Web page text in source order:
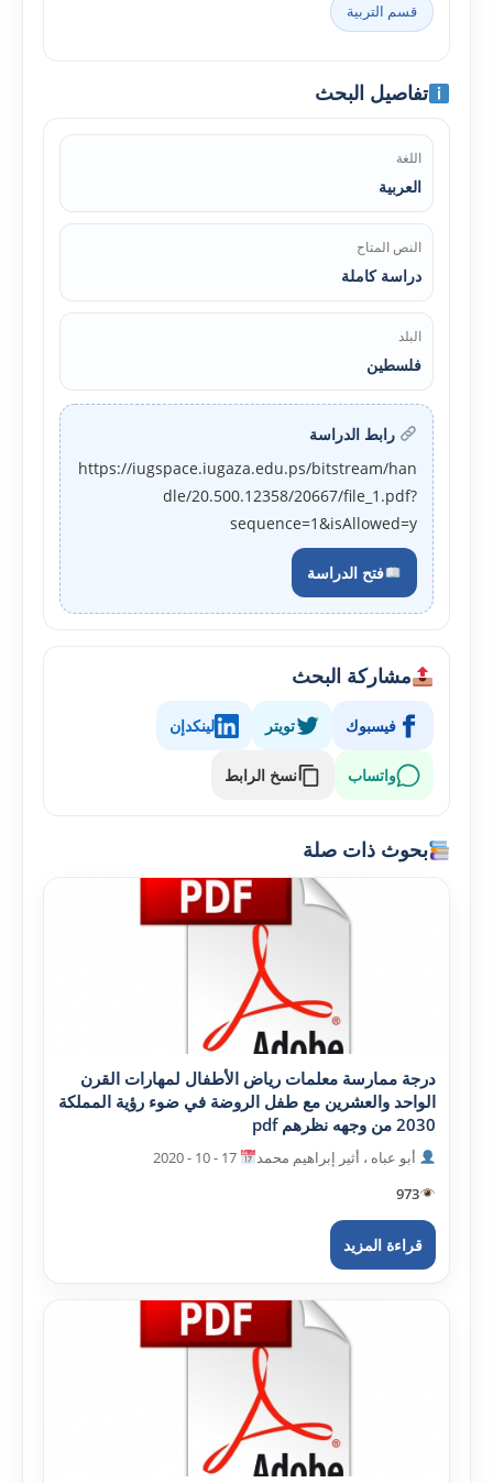
قسم التربية
تفاصيل البحث
اللغة
العربية
النص المتاح
دراسة كاملة
البلد
فلسطين
رابط الدراسة
https://iugspace.iugaza.edu.ps/bitstream/han
dle/20.500.12358/20667/file_1.pdf?
sequence=1&isAllowed=y
فتح الدراسة
مشاركة البحث
فيسبوك تويتر لينكدإن
واتساب نسخ الرابط
بحوث ذات صلة
درجة ممارسة معلمات رياض الأطفال لمهارات القرن
الواحد والعشرين مع طفل الروضة في ضوء رؤية المملکة
2030 من وجهه نظرهم pdf
أبو عباه ، أثير إبراهيم محمد
973
قراءة المزيد